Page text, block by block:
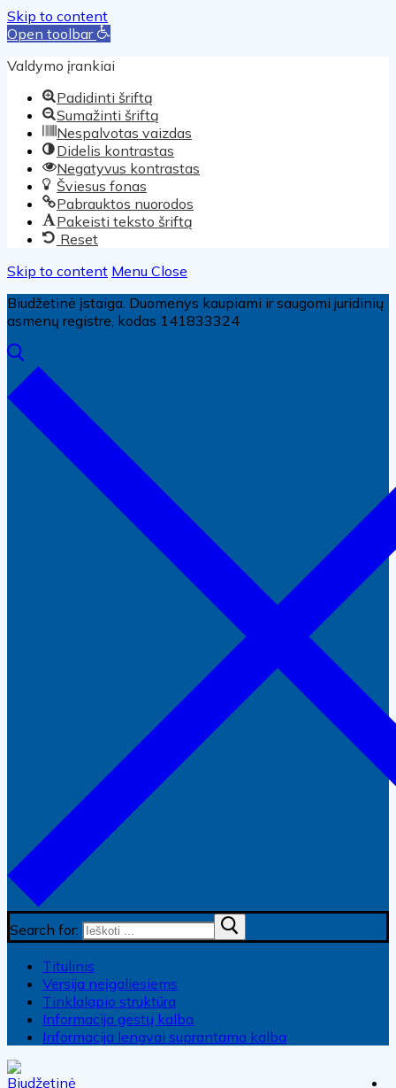
Skip to content
Open toolbar
Valdymo įrankiai
Padidinti šriftą
Sumažinti šriftą
Nespalvotas vaizdas
Didelis kontrastas
Negatyvus kontrastas
Šviesus fonas
Pabrauktos nuorodos
Pakeisti teksto šriftą
Reset
Skip to content Menu Close
Biudžetinė įstaiga. Duomenys kaupiami ir saugomi juridinių
asmenų registre, kodas 141833324
Search for:
Titulinis
Versija neįgaliesiems
Tinklalapio struktūra
Informacija gestų kalba
Informacija lengvai suprantama kalba